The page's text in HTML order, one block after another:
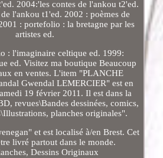
2004:'les contes de l'ankou t2'ed.
l'ankou t1'ed. 2002 : poèmes de
: portefolio : la bretagne par les
artistes ed.
: l'imaginaire celtique ed. 1999:
ed. Visitez ma boutique Beaucoup
en ventes. L'item "PLANCHE
Gwendal LEMERCIER" est en
19 février 2011. Il est dans la
revues\Bandes dessinées, comics,
planches originales".
et est localisé à/en Brest. Cet
livré partout dans le monde.
Dessins Originaux